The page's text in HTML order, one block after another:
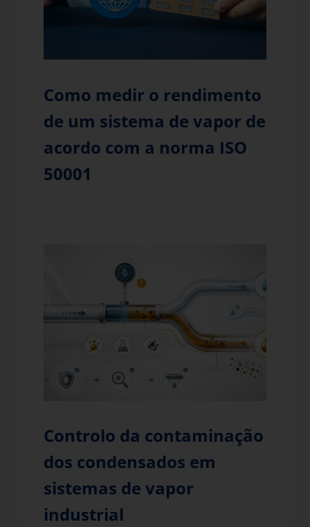
Como medir o rendimento
de um sistema de vapor de
acordo com a norma ISO
50001
Controlo da contaminação
dos condensados em
sistemas de vapor
industrial